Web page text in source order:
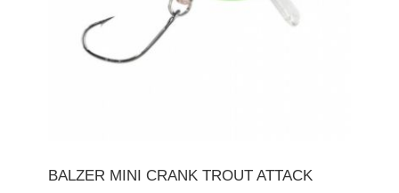
BALZER MINI CRANK TROUT ATTACK